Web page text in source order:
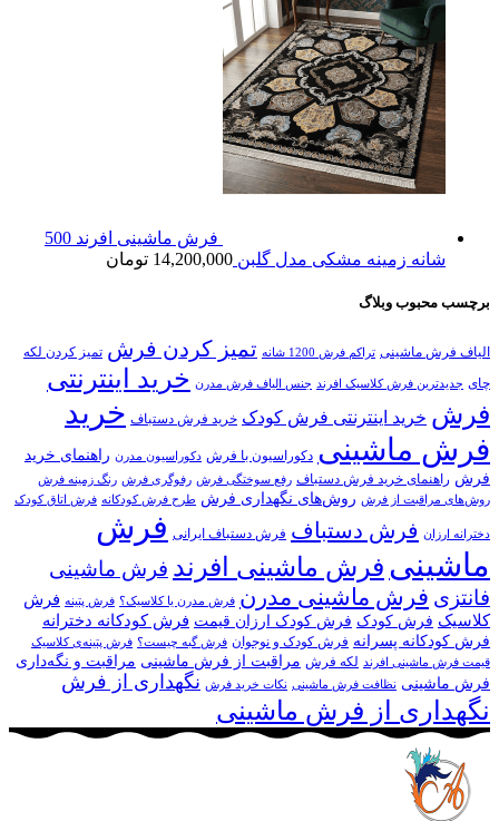
فرش ماشینی افرند 500
شانه زمینه مشکی مدل گلبن 14,200,000 تومان
برچسب محبوب وبلاگ
الیاف فرش ماشینی تراکم فرش 1200 شانه تمیز کردن فرش تمیز کردن لکه
چای جدیدترین فرش کلاسیک افرند جنس الیاف فرش مدرن خرید اینترنتی
فرش خرید اینترنتی فرش کودک خرید فرش دستباف خرید
فرش ماشینی دکوراسیون با فرش دکوراسیون مدرن راهنمای خرید
فرش راهنمای خرید فرش دستباف رفع سوختگی فرش رفوگری فرش رنگ زمینه فرش
روش‌های مراقبت از فرش روش‌های نگهداری فرش طرح فرش کودکانه فرش اتاق کودک
دخترانه ارزان فرش دستباف فرش دستباف ایرانی فرش
ماشینی فرش ماشینی افرند فرش ماشینی
فانتزی فرش ماشینی مدرن فرش مدرن یا کلاسیک؟ فرش پتینه فرش
کلاسیک فرش کودک فرش کودک ارزان قیمت فرش کودکانه دخترانه
فرش کودکانه پسرانه فرش کودک و نوجوان فرش گبه چیست؟ فرش‌ پتینه‌ی کلاسیک
قیمت فرش ماشینی افرند لکه فرش مراقبت از فرش ماشینی مراقبت و نگه‌داری
فرش ماشینی نظافت فرش ماشینی نکات خرید فرش نگهداری از فرش
نگهداری از فرش ماشینی